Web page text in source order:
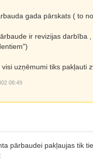
gada pārskats ( to
ir revizijas darbība
uzņēmumi tiks pakļauti
08:49
pārbaudei pakļaujas tik